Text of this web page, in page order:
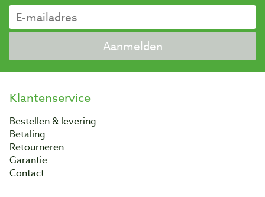
Aanmelden
Klantenservice
Bestellen & levering
Betaling
Retourneren
Garantie
Contact